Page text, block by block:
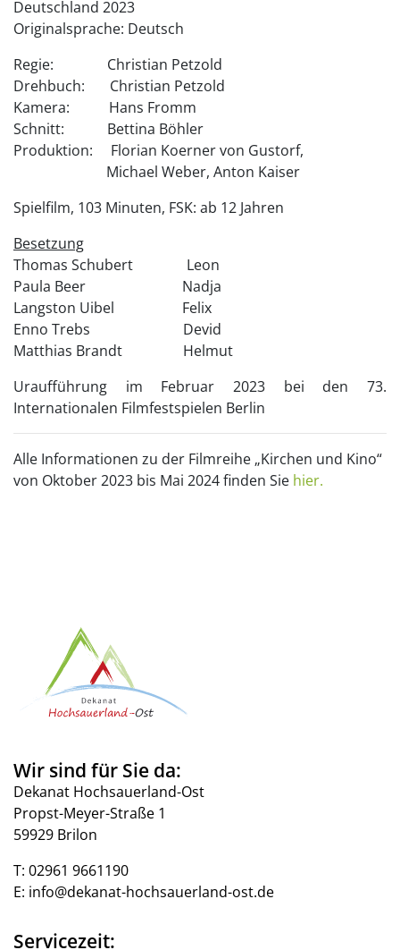
Deutschland 2023
Originalsprache: Deutsch
Regie: Christian Petzold
Drehbuch: Christian Petzold
Kamera: Hans Fromm
Schnitt: Bettina Böhler
Produktion: Florian Koerner von Gustorf,
Michael Weber, Anton Kaiser
Spielfilm, 103 Minuten, FSK: ab 12 Jahren
Besetzung
Thomas Schubert Leon
Paula Beer Nadja
Langston Uibel Felix
Enno Trebs Devid
Matthias Brandt Helmut
Uraufführung im Februar 2023 bei den 73.
Internationalen Filmfestspielen Berlin
Alle Informationen zu der Filmreihe „Kirchen und Kino“
von Oktober 2023 bis Mai 2024 finden Sie hier.
Wir sind für Sie da:
Dekanat Hochsauerland-Ost
Propst-Meyer-Straße 1
59929 Brilon
T: 02961 9661190
E: info@dekanat-hochsauerland-ost.de
Servicezeit: